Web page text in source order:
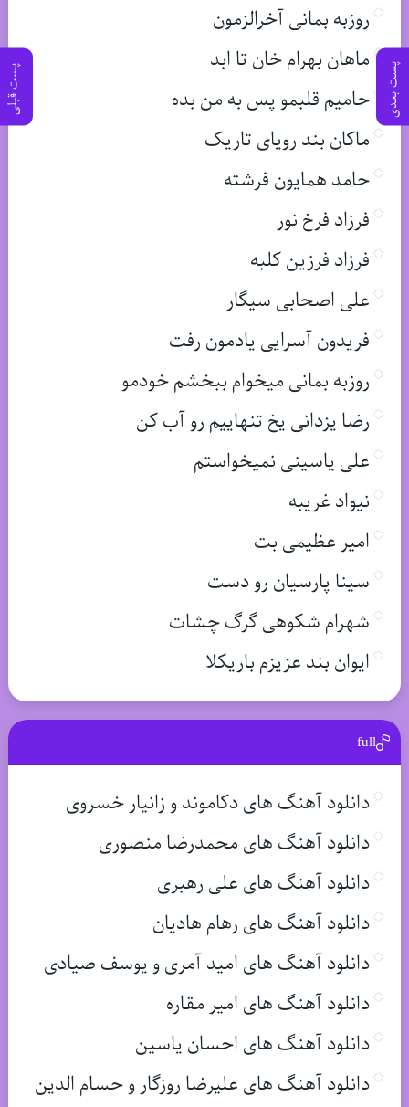
پست بعدی پست قبلی
روزبه بمانی آخرالزمون
ماهان بهرام خان تا ابد
حامیم قلبمو پس به من بده
ماکان بند رویای تاریک
حامد همایون فرشته
فرزاد فرخ نور
فرزاد فرزین کلبه
علی اصحابی سیگار
فریدون آسرایی یادمون رفت
روزبه بمانی میخوام ببخشم خودمو
رضا یزدانی یخ تنهاییم رو آب کن
علی یاسینی نمیخواستم
نیواد غریبه
امیر عظیمی بت
سینا پارسیان رو دست
شهرام شکوهی گرگ چشات
ایوان بند عزیزم باریکلا
full
دانلود آهنگ های دکاموند و زانیار خسروی
دانلود آهنگ های محمدرضا منصوری
دانلود آهنگ های علی رهبری
دانلود آهنگ های رهام هادیان
دانلود آهنگ های امید آمری و یوسف صیادی
دانلود آهنگ های امیر مقاره
دانلود آهنگ های احسان یاسین
دانلود آهنگ های علیرضا روزگار و حسام الدین